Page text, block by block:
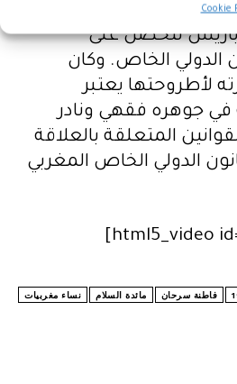
Cookie
لتحصل على
الدولي الخاص. وكان
لأطروحتها يعتبر
جوهره فقهي ونادر
المتعلقة بالعلاقة
الدولي الخاص المغربي
[html5_video
فاطنة سرحان مائدة السلام نساء مغربيات